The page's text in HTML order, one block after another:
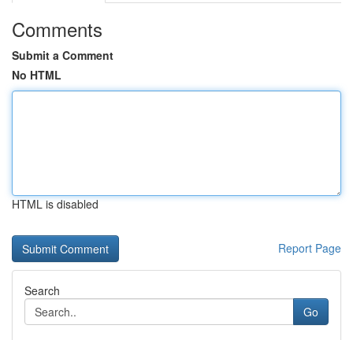
Comments
Submit a Comment
No HTML
HTML is disabled
Report Page
Search
Go